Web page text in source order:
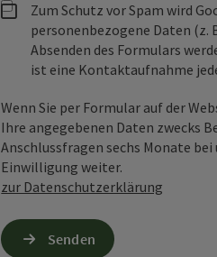
Zum Schutz vor Spam wird
personenbezogene Daten (z.
Absenden des Formulars
ist eine Kontaktaufnahme
Wenn Sie per Formular auf der
Ihre angegebenen Daten zwecks
Anschlussfragen sechs Monate
Einwilligung weiter.
zur Datenschutzerklärung
Senden